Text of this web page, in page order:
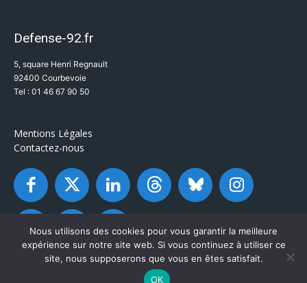
Defense-92.fr
5, square Henri Regnault
92400 Courbevoie
Tel : 01 46 67 90 50
Mentions Légales
Contactez-nous
Nous utilisons des cookies pour vous garantir la meilleure
expérience sur notre site web. Si vous continuez à utiliser ce
site, nous supposerons que vous en êtes satisfait.
OK